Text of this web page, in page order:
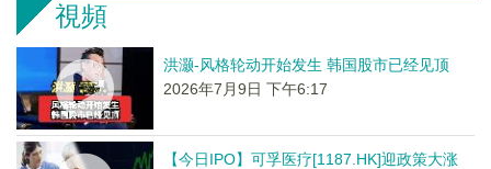
視頻
洪灏-风格轮动开始发生 韩国股市已经见顶
2026年7月9日 下午6:17
【今日IPO】可孚医疗[1187.HK]迎政策大涨